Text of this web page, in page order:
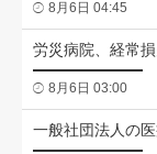
8月6日 04:45
労災病院、経常
8月6日 03:00
一般社団法人の